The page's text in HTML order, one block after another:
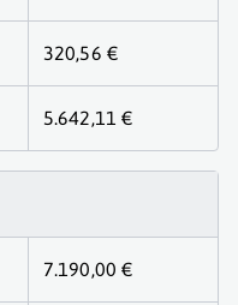
320,56 €
5.642,11 €
7.190,00 €